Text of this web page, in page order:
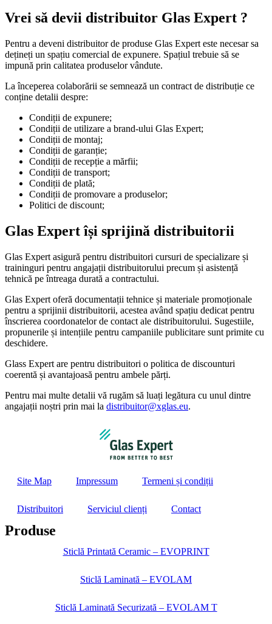
Vrei să devii distribuitor Glas Expert ?
Pentru a deveni distribuitor de produse Glas Expert este necesar sa
dețineți un spațiu comercial de expunere. Spațiul trebuie să se
impună prin calitatea produselor vândute.
La începerea colaborării se semnează un contract de distribuție ce
conține detalii despre:
Condiții de expunere;
Condiții de utilizare a brand-ului Glas Expert;
Condiții de montaj;
Condiții de garanție;
Condiții de recepție a mărfii;
Condiții de transport;
Condiții de plată;
Condiții de promovare a produselor;
Politici de discount;
Glas Expert își sprijină distribuitorii
Glas Expert asigură pentru distribuitori cursuri de specializare și
traininguri pentru angajații distribuitorului precum și asistență
tehnică pe întreaga durată a contractului.
Glas Expert oferă documentații tehnice și materiale promoționale
pentru a sprijinii distribuitorii, acestea având spațiu dedicat pentru
înscrierea coordonatelor de contact ale distribuitorului. Sugestiile,
propunerile și intențiile pentru campaniile publicitare sunt primite cu
deschidere.
Glass Expert are pentru distribuitori o politica de discounturi
coerentă și avantajoasă pentru ambele părți.
Pentru mai multe detalii vă rugăm să luați legătura cu unul dintre
angajații noștri prin mai la distribuitor@xglas.eu.
Site Map Impressum Termeni și condiții
Distribuitori Serviciul clienți Contact
Produse
Sticlă Printată Ceramic – EVOPRINT
Sticlă Laminată – EVOLAM
Sticlă Laminată Securizată – EVOLAM T